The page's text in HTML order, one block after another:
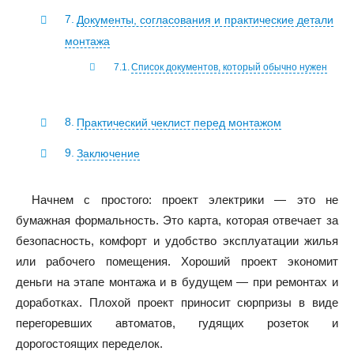
Документы, согласования и практические детали
монтажа
Список документов, который обычно нужен
Практический чеклист перед монтажом
Заключение
Начнем с простого: проект электрики — это не
бумажная формальность. Это карта, которая отвечает за
безопасность, комфорт и удобство эксплуатации жилья
или рабочего помещения. Хороший проект экономит
деньги на этапе монтажа и в будущем — при ремонтах и
доработках. Плохой проект приносит сюрпризы в виде
перегоревших автоматов, гудящих розеток и
дорогостоящих переделок.